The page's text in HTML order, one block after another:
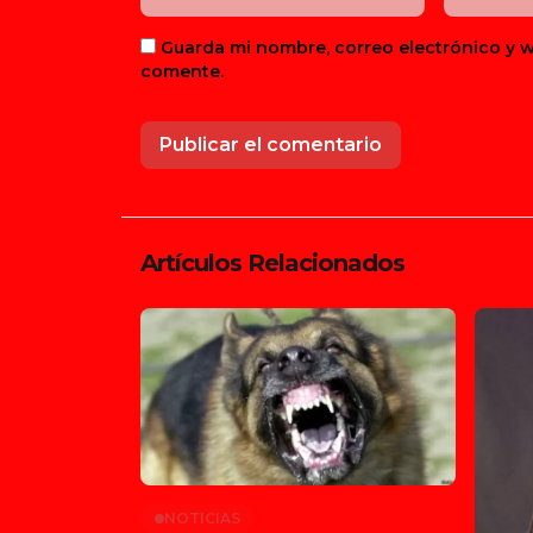
Guarda mi nombre, correo electrónico y
comente.
Artículos Relacionados
NOTICIAS